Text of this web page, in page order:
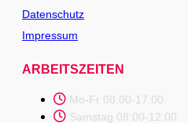
Datenschutz
Impressum
ARBEITSZEITEN
Mo-Fr 08:00-17:00
Samstag 08:00-12:00